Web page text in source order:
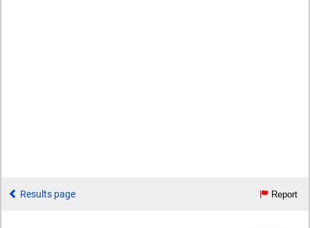
Results page Report